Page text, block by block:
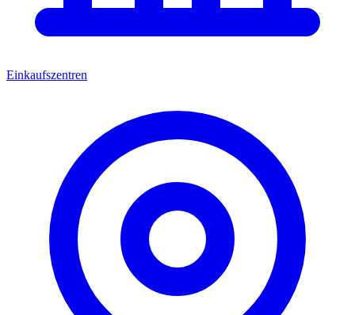
Einkaufszentren